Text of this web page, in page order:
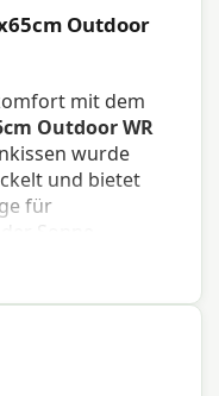
Outdoor
mit dem
Outdoor WR
wurde
und bietet
für
Sonne.